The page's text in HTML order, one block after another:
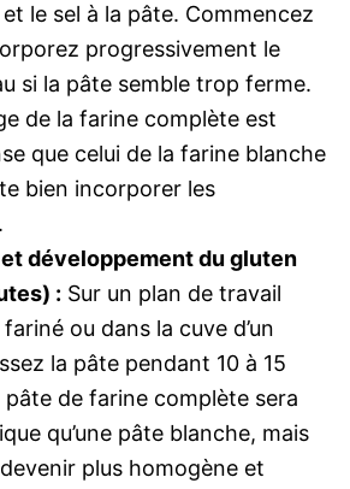
le sel à la pâte. Commencez
progressivement le
si la pâte semble trop ferme.
de la farine complète est
que celui de la farine blanche
bien incorporer les
développement du gluten
: Sur un plan de travail
ou dans la cuve d’un
la pâte pendant 10 à 15
pâte de farine complète sera
qu’une pâte blanche, mais
plus homogène et